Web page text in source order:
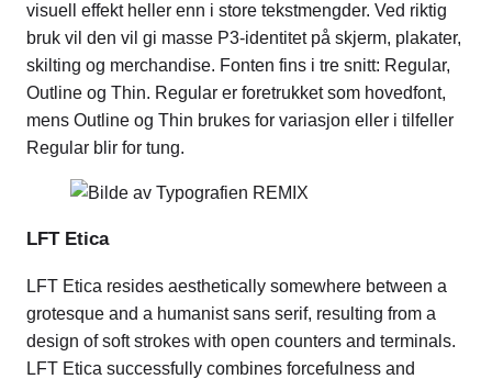
visuell effekt heller enn i store tekstmengder. Ved riktig
bruk vil den vil gi masse P3-identitet på skjerm, plakater,
skilting og merchandise. Fonten fins i tre snitt: Regular,
Outline og Thin. Regular er foretrukket som hovedfont,
mens Outline og Thin brukes for variasjon eller i tilfeller
Regular blir for tung.
LFT Etica
LFT Etica resides aesthetically somewhere between a
grotesque and a humanist sans serif, resulting from a
design of soft strokes with open counters and terminals.
LFT Etica successfully combines forcefulness and